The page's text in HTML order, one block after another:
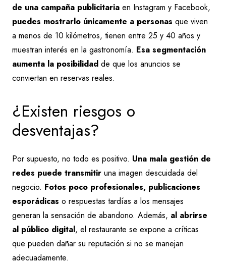
de una campaña publicitaria en Instagram y Facebook,
puedes mostrarlo únicamente a personas que viven
a menos de 10 kilómetros, tienen entre 25 y 40 años y
muestran interés en la gastronomía. Esa segmentación
aumenta la posibilidad de que los anuncios se
conviertan en reservas reales.
¿Existen riesgos o
desventajas?
Por supuesto, no todo es positivo. Una mala gestión de
redes puede transmitir una imagen descuidada del
negocio. Fotos poco profesionales, publicaciones
esporádicas o respuestas tardías a los mensajes
generan la sensación de abandono. Además, al abrirse
al público digital, el restaurante se expone a críticas
que pueden dañar su reputación si no se manejan
adecuadamente.